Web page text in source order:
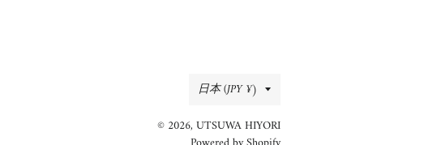
国/
地
日本 (JPY ¥)
© 2026, UTSUWA HIYORI